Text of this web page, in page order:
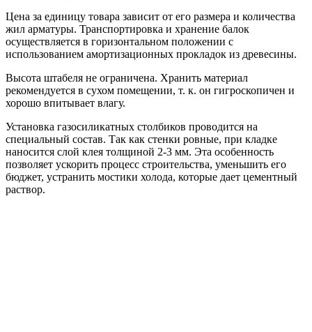
Цена за единицу товара зависит от его размера и количества
жил арматуры. Транспортировка и хранение балок
осуществляется в горизонтальном положении с
использованием амортизационных прокладок из древесины.
Высота штабеля не ограничена. Хранить материал
рекомендуется в сухом помещении, т. к. он гигроскопичен и
хорошо впитывает влагу.
Установка газосиликатных столбиков проводится на
специальный состав. Так как стенки ровные, при кладке
наносится слой клея толщиной 2-3 мм. Эта особенность
позволяет ускорить процесс строительства, уменьшить его
бюджет, устранить мостики холода, которые дает цементный
раствор.